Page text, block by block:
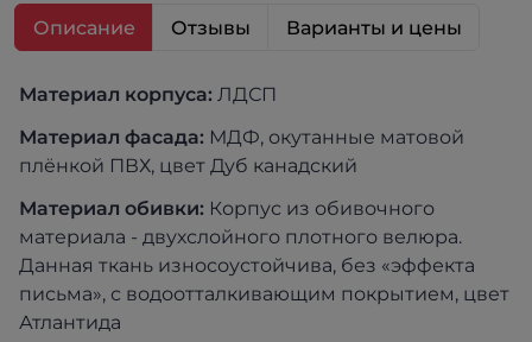
Описание Отзывы Варианты и цены
Материал корпуса: ЛДСП
Материал фасада: МДФ, окутанные матовой
плёнкой ПВХ, цвет Дуб канадский
Материал обивки: Корпус из обивочного
материала - двухслойного плотного велюра.
Данная ткань износоустойчива, без «эффекта
письма», с водоотталкивающим покрытием, цвет
Атлантида